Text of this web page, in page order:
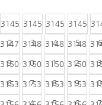
3145
2
3145
3
3145
4
3145
5 6
3147
9
3148
0
3148
1
3148
2 3
3150
6
3150
7
3150
8
3150
9 0
3153
3
3153
4
3153
5
3153
6 7